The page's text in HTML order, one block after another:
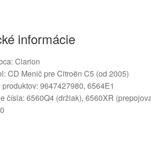
informácie
Clarion
CD Menič pre Citroën C5 (od 2005)
produktov: 9647427980, 6564E1
čísla: 6560Q4 (držiak), 6560XR